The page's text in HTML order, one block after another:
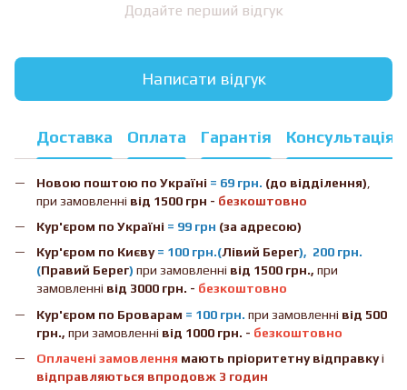
Додайте перший відгук
Написати відгук
Доставка Оплата Гарантія Консультація
Новою поштою по Україні = 69 грн. (до відділення)
при замовленні від 1500 грн - безкоштовно
Кур'єром по Україні = 99 грн (за адресою)
Кур'єром по Києву= 100 грн.(Лівий Берег), 200 грн.
(Правий Берег) при замовленні від 1500 грн., при
замовленні від 3000 грн. - безкоштовно
Кур'єром по Броварам = 100 грн. при замовленні від 500
грн., при замовленні від 1000 грн. - безкоштовно
Оплачені замовлення мають пріоритетну відправкуі
відправляються впродовж 3 годин